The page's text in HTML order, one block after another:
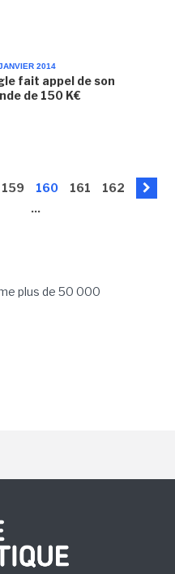
2014
fait appel de son
de 150 K€
159 160 161
162
...
plus de 50 000